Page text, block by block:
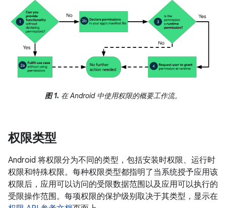
图 1. 在 Android 中使用权限的概要工作流。
权限类型
Android 将权限分为不同的类型，包括安装时权限、运行时
权限和特殊权限。每种权限类型都指明了当系统授予应用该
权限后，应用可以访问的受限数据范围以及应用可以执行的
受限操作范围。每项权限的保护级别取决于其类型，显示在